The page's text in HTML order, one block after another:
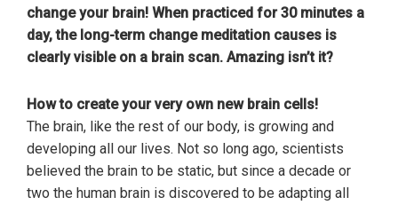
change your brain! When practiced for 30 minutes a
day, the long-term change meditation causes is
clearly visible on a brain scan. Amazing isn’t it?
How to create your very own new brain cells!
The brain, like the rest of our body, is growing and
developing all our lives. Not so long ago, scientists
believed the brain to be static, but since a decade or
two the human brain is discovered to be adapting all